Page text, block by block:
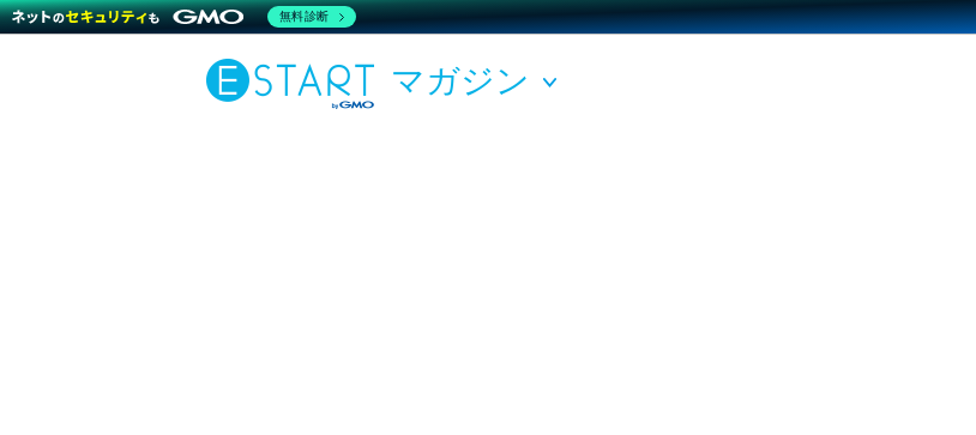
マガジン
無料診断